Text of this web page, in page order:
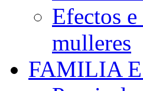
Efectos
mulleres
FAMILIA